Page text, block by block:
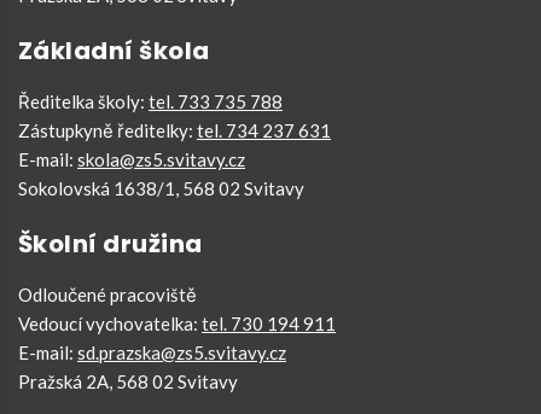
Základní škola
Ředitelka školy: tel. 733 735 788
Zástupkyně ředitelky: tel. 734 237 631
E-mail: skola@zs5.svitavy.cz
Sokolovská 1638/1, 568 02 Svitavy
Školní družina
Odloučené pracoviště
Vedoucí vychovatelka: tel. 730 194 911
E-mail: sd.prazska@zs5.svitavy.cz
Pražská 2A, 568 02 Svitavy